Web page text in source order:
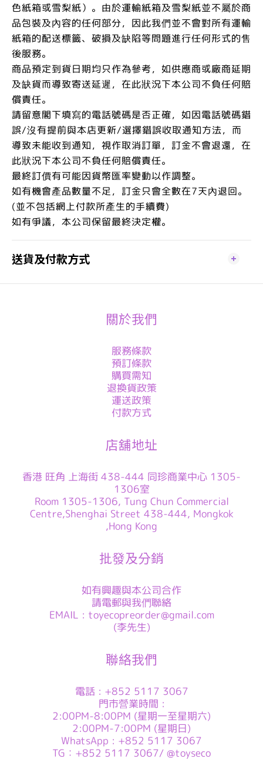
色紙箱或雪梨紙）。由於運輸紙箱及雪梨紙並不屬於商
品包裝及內容的任何部分，因此我們並不會對所有運輸
紙箱的配送標籤、破損及缺陷等問題進行任何形式的售
後服務。
商品預定到貨日期均只作為參考，如供應商或廠商延期
及缺貨而導致寄送延遲，在此狀況下本公司不負任何賠
償責任。
請留意閣下填寫的電話號碼是否正確，如因電話號碼錯
誤/沒有提前與本店更新/選擇錯誤收取通知方法，而
導致未能收到通知，視作取消訂單，訂金不會退還，在
此狀況下本公司不負任何賠償責任。
最終訂價有可能因貨幣匯率變動以作調整。
如有機會產品數量不足，訂金只會全數在7天內退回。
(並不包括網上付款所產生的手續費)
如有爭議，本公司保留最終決定權。
送貨及付款方式
關於我們
服務條款
預訂條款
購買需知
退換貨政策
運送政策
付款方式
店舖地址
香港 旺角 上海街 438-444 同珍商業中心 1305-
1306室
Room 1305-1306, Tung Chun Commercial
Centre,Shenghai Street 438-444, Mongkok
,Hong Kong
批發及分銷
如有興趣與本公司合作
請電郵與我們聯絡
EMAIL : toyecopreorder@gmail.com
(李先生)
聯絡我們
電話 : +852 5117 3067
門市營業時間 :
2:00PM-8:00PM (星期一至星期六)
2:00PM-7:00PM (星期日)
WhatsApp : +852 5117 3067
TG：+852 5117 3067/ @toyseco